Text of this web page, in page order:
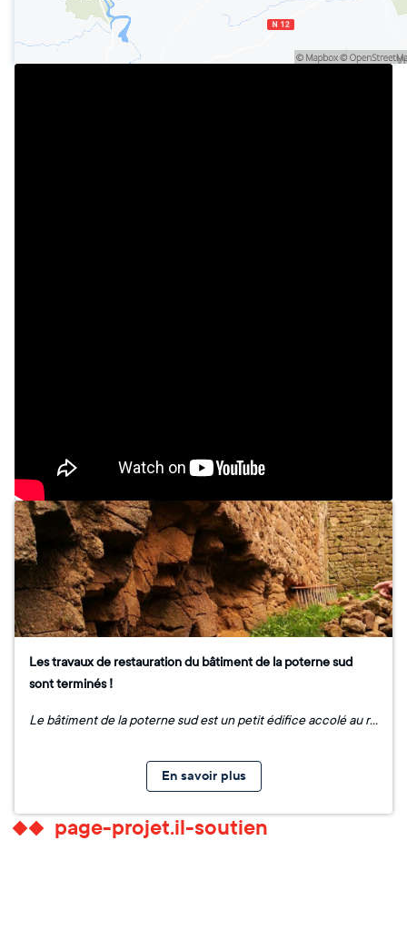
Les travaux de restauration du bâtiment de la poterne sud
sont terminés !
Le bâtiment de la poterne sud est un petit édifice accolé au rempart du château en direction de l'étang. Adossé cette partie du rempart très dégradée où le parement s’était effondré, et où le rocher sur lequel il s’appuyait s’était fortement délité, des travaux étaient plus que nécessaires. Pour stabiliser cette partie, les manques du rocher ont été comblés par un mélange de pierres et de chaux, puis recouverts d’un parement. Le mur a par ailleurs été intégralement rejointoyé, à l’intérieur comme à l’extérieur, et sa partie supérieure a été étanchéifiée dans l’attente d’une future toiture. De plus, de nouvelles portes ont été posées à la sortie du bâtiment et au niveau de la poterne, dans l'objectif de restituer l’ancien chemin entre le Château et l’étang qui le borde.
En savoir plus
page-projet.il-soutien